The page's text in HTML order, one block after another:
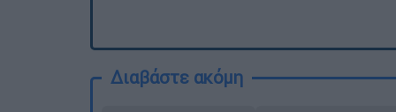
Διαβάστε ακόμη